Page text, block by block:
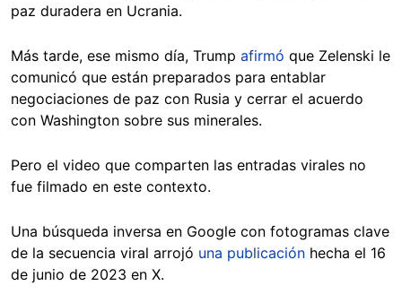
paz duradera en Ucrania.
Más tarde, ese mismo día, Trump afirmó que Zelenski le
comunicó que están preparados para entablar
negociaciones de paz con Rusia y cerrar el acuerdo
con Washington sobre sus minerales.
Pero el video que comparten las entradas virales no
fue filmado en este contexto.
Una búsqueda inversa en Google con fotogramas clave
de la secuencia viral arrojó una publicación hecha el 16
de junio de 2023 en X.